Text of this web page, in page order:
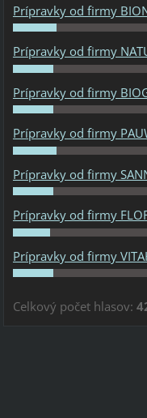
Prípravky od firmy
Prípravky od firmy
Prípravky od firmy
Prípravky od firmy
Prípravky od firmy
Prípravky od firmy
Prípravky od firmy
Celkový počet hlasov: